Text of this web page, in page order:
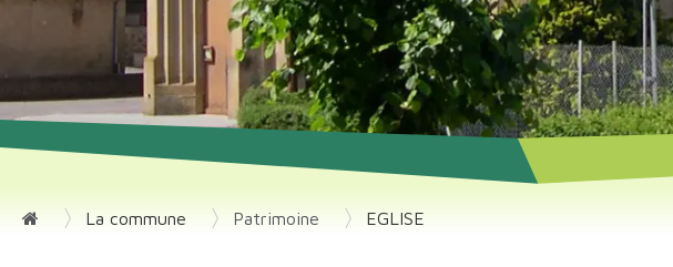
La commune Patrimoine EGLISE